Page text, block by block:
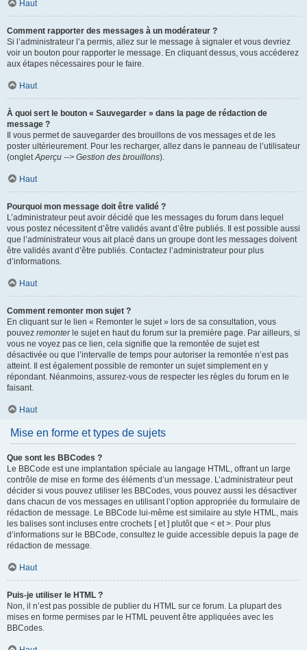
Haut
Comment rapporter des messages à un modérateur ?
Si l’administrateur l’a permis, allez sur le message à signaler et vous devriez
voir un bouton pour rapporter le message. En cliquant dessus, vous accéderez
aux étapes nécessaires pour le faire.
Haut
À quoi sert le bouton « Sauvegarder » dans la page de rédaction de
message ?
Il vous permet de sauvegarder des brouillons de vos messages et de les
poster ultérieurement. Pour les recharger, allez dans le panneau de l’utilisateur
(ongletAperçu --> Gestion des brouillons).
Haut
Pourquoi mon message doit être validé ?
L’administrateur peut avoir décidé que les messages du forum dans lequel
vous postez nécessitent d’être validés avant d’être publiés. Il est possible aussi
que l’administrateur vous ait placé dans un groupe dont les messages doivent
être validés avant d’être publiés. Contactez l’administrateur pour plus
d’informations.
Haut
Comment remonter mon sujet ?
En cliquant sur le lien « Remonter le sujet » lors de sa consultation, vous
pouvez remonterle sujet en haut du forum sur la première page. Par ailleurs, si
vous ne voyez pas ce lien, cela signifie que la remontée de sujet est
désactivée ou que l’intervalle de temps pour autoriser la remontée n’est pas
atteint. Il est également possible de remonter un sujet simplement en y
répondant. Néanmoins, assurez-vous de respecter les règles du forum en le
faisant.
Haut
Mise en forme et types de sujets
Que sont les BBCodes ?
Le BBCode est une implantation spéciale au langage HTML, offrant un large
contrôle de mise en forme des éléments d’un message. L’administrateur peut
décider si vous pouvez utiliser les BBCodes, vous pouvez aussi les désactiver
dans chacun de vos messages en utilisant l’option appropriée du formulaire de
rédaction de message. Le BBCode lui-même est similaire au style HTML, mais
les balises sont incluses entre crochets [ et ] plutôt que < et >. Pour plus
d’informations sur le BBCode, consultez le guide accessible depuis la page de
rédaction de message.
Haut
Puis-je utiliser le HTML ?
Non, il n’est pas possible de publier du HTML sur ce forum. La plupart des
mises en forme permises par le HTML peuvent être appliquées avec les
BBCodes.